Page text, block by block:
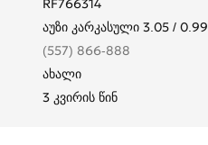
RF766314
აუზი კარკასული 3.05 / 0.99
(557) 866-888
ახალი
3 კვირის წინ